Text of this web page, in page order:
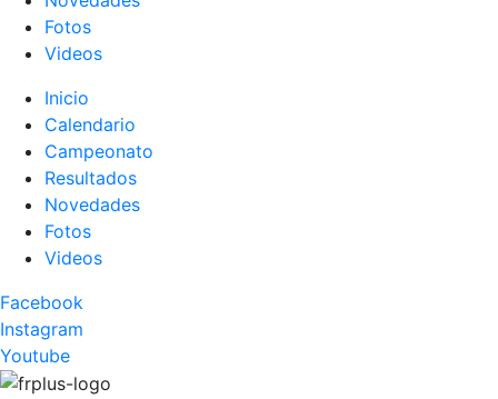
Fotos
Videos
Inicio
Calendario
Campeonato
Resultados
Novedades
Fotos
Videos
Facebook
Instagram
Youtube